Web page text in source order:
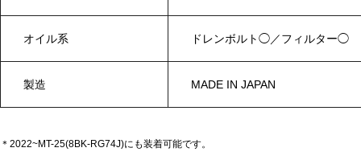
オイル系 ドレンボルト◯／フィルター◯
製造 MADE IN JAPAN
＊2022~MT-25(8BK-RG74J)にも装着可能です。